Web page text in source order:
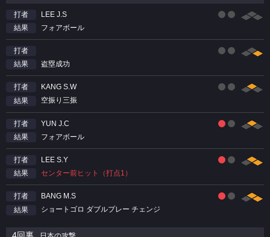
打者
LEE J.S
結果
フォアボール
打者
結果
盗塁成功
打者
KANG S.W
結果
空振り三振
打者
YUN J.C
結果
フォアボール
打者
LEE S.Y
結果
センター前ヒット（打点1）
打者
BANG M.S
結果
ショートゴロ ダブルプレー チェンジ
4回裏